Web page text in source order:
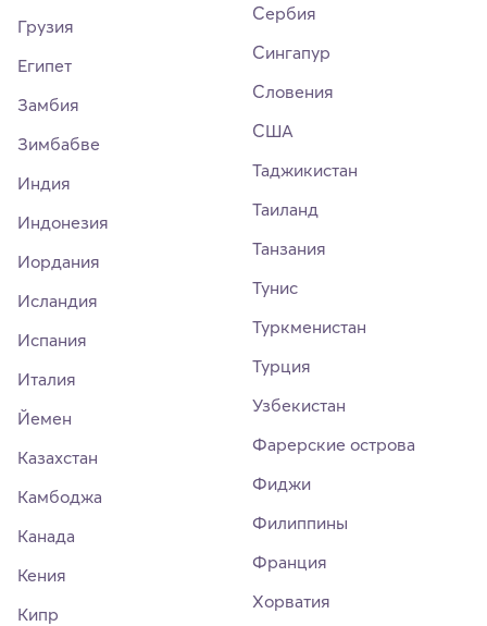
Грузия
Египет
Замбия
Зимбабве
Индия
Индонезия
Иордания
Исландия
Испания
Италия
Йемен
Казахстан
Камбоджа
Канада
Кения
Кипр
Сербия
Сингапур
Словения
США
Таджикистан
Таиланд
Танзания
Тунис
Туркменистан
Турция
Узбекистан
Фарерские острова
Фиджи
Филиппины
Франция
Хорватия